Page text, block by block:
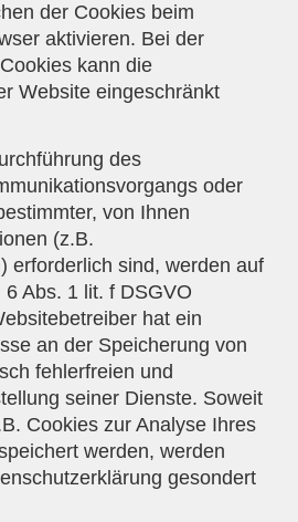
der Cookies beim
aktivieren. Bei der
kann die
Website eingeschränkt
des
oder
von Ihnen
(z.B.
erforderlich sind, werden auf
Abs. 1 lit. f DSGVO
hat ein
an der Speicherung von
fehlerfreien und
seiner Dienste. Soweit
Cookies zur Analyse Ihres
werden, werden
gesondert